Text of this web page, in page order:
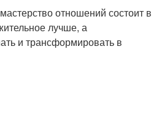
отношений состоит в
лучше, а
и трансформировать в